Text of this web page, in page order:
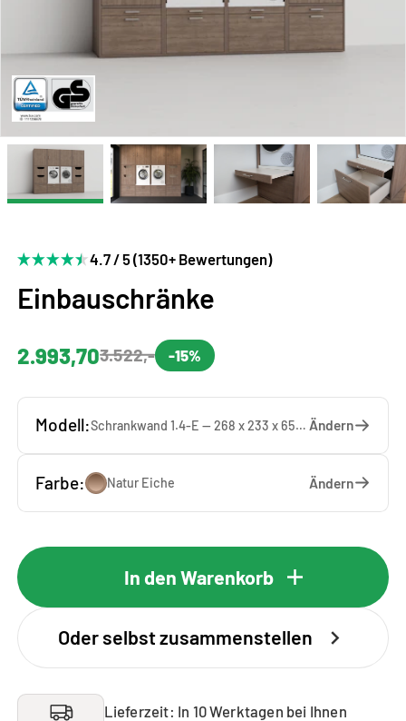
4.7 / 5 (1350+ Bewertungen)
Einbauschränke
2.993,703.522,- -15%
Modell: Schrankwand 1.4-E — 268 x 233 x 65 cm Ändern
Farbe: Natur Eiche Ändern
In den Warenkorb
Oder selbst zusammenstellen
Lieferzeit: In 10 Werktagen bei Ihnen